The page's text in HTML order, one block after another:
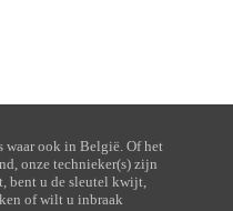
waar ook in België. Of het
onze technieker(s) zijn
bent u de sleutel kwijt,
of wilt u inbraak